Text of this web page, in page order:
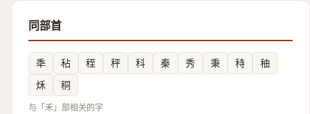
同部首
秊 秥 秷 秤 科 秦 秀 秉 秲
秞
秌
秱
与「禾」部相关的字